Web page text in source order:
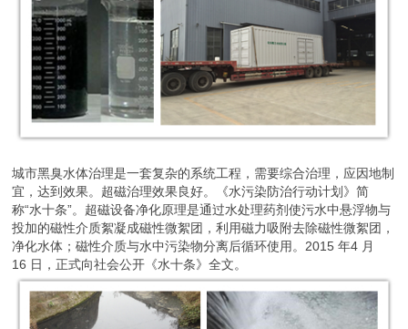
城市黑臭水体治理是一套复杂的系统工程，需要综合治理，应因地制
宜，达到效果。超磁治理效果良好。《水污染防治行动计划》简
称“水十条”。超磁设备净化原理是通过水处理药剂使污水中悬浮物与
投加的磁性介质絮凝成磁性微絮团，利用磁力吸附去除磁性微絮团，
净化水体；磁性介质与水中污染物分离后循环使用。2015 年4 月
16 日，正式向社会公开《水十条》全文。